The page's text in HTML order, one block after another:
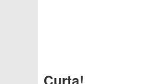
Curta!